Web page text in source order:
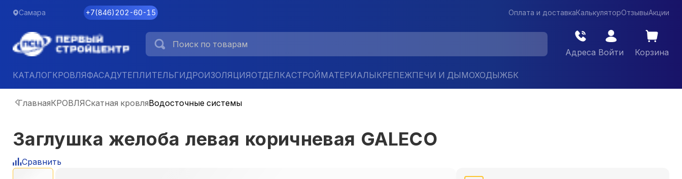
Самара +7(846)202-60-15 Оплата и доставкаКалькуляторОтзывыАкции
Адреса Войти Корзина
КАТАЛОГКРОВЛЯФАСАДУТЕПЛИТЕЛЬГИДРОИЗОЛЯЦИЯОТДЕЛКАСТРОЙМАТЕРИАЛЫКРЕПЕЖПЕЧИ И ДЫМОХОДЫЖБК
ГлавнаяКРОВЛЯСкатная кровляВодосточные системы
Заглушка желоба левая коричневая GALECO
Сравнить